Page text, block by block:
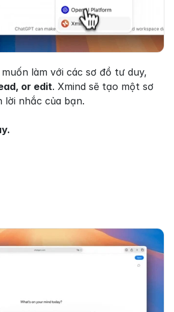
làm với các sơ đồ tư duy,
or edit. Xmind sẽ tạo một sơ
nhắc của bạn.